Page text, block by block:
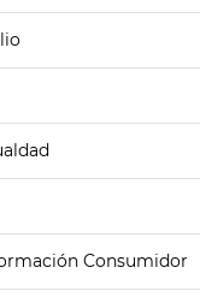
Consumidor